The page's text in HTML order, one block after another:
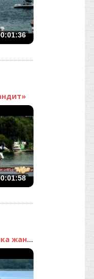
Команда «Классика жанра»